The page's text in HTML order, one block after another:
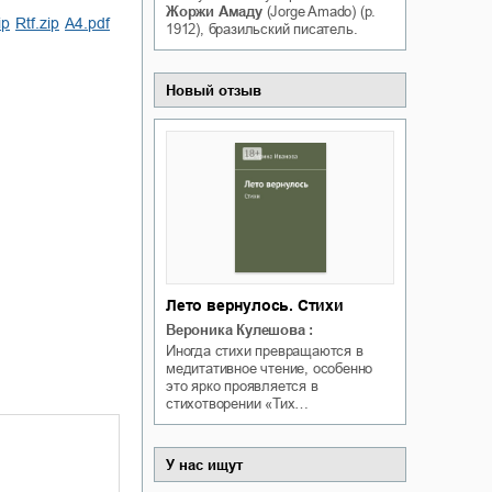
интерес
Белая ворона на факультете
Теней
rtf.zip
a4.pdf
Жоржи Амаду(Jorge Amado) (р.
1912), бразильский писатель.
Новый отзыв
Лето вернулось. Стихи
Вероника Кулешова :
Иногда стихи превращаются в
медитативное чтение, особенно
это ярко проявляется в
стихотворении «Тих…
У нас ищут